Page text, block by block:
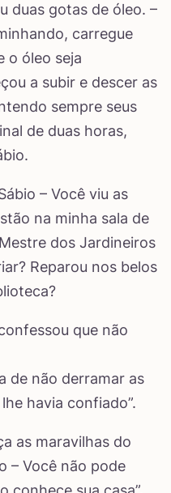
duas gotas de óleo. –
carregue
o óleo seja
a subir e descer as
sempre seus
de duas horas,
– Você viu as
na minha sala de
dos Jardineiros
Reparou nos belos
que não
de não derramar as
havia confiado”.
as maravilhas do
– Você não pode